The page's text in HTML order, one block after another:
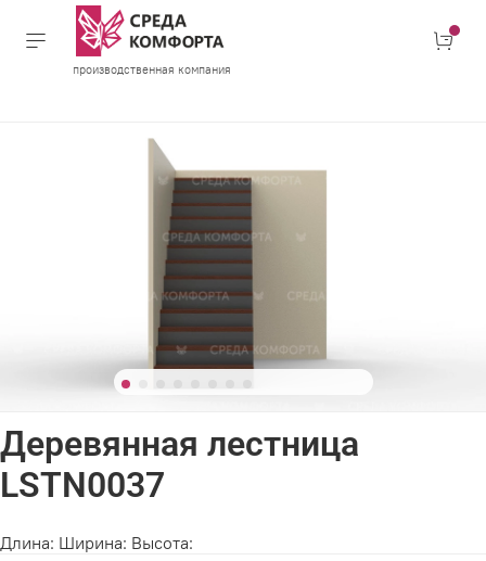
производственная компания
Деревянная лестница
LSTN0037
Длина: Ширина: Высота: